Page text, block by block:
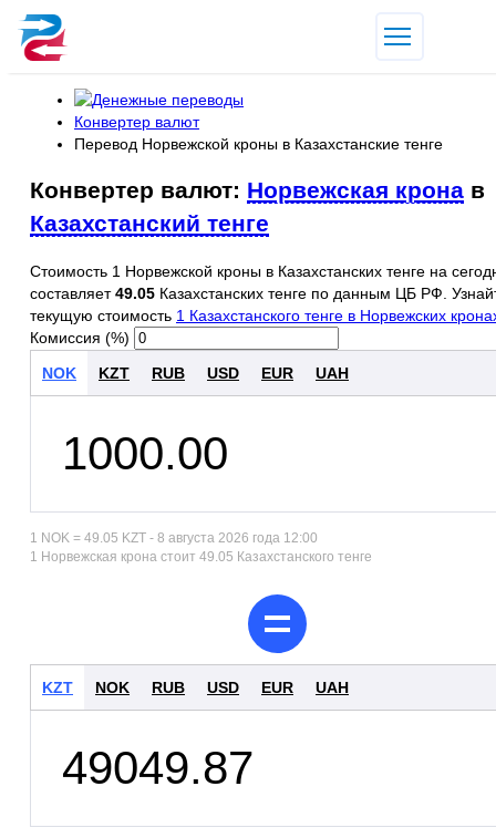
Конвертер валют
Перевод Норвежской кроны в Казахстанские тенге
Конвертер валют: Норвежская крона в
Казахстанский тенге
Стоимость 1 Норвежской кроны в Казахстанских тенге на
составляет49.05 Казахстанских тенге по данным ЦБ РФ.
текущую стоимость 1 Казахстанского тенге в Норвежских
Комиссия (%)
NOK
KZT RUB USD EUR UAH
1 NOK = 49.05 KZT - 8 августа 2026 года 12:00
1 Норвежская крона стоит 49.05 Казахстанского тенге
KZT NOK RUB USD EUR UAH